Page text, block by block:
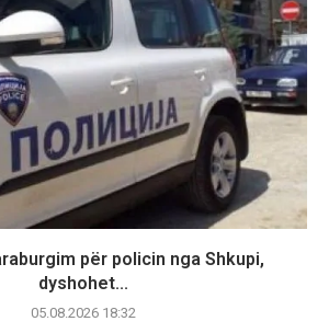
për policin nga Shkupi,
dyshohet...
05.08.2026 18:32